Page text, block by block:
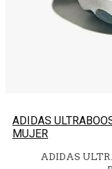
ADIDAS
MUJER
ADIDAS